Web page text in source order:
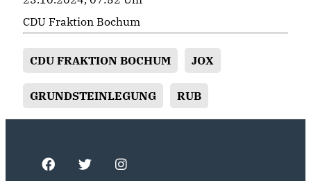
CDU Fraktion Bochum
CDU FRAKTION BOCHUM JOX
GRUNDSTEINLEGUNG RUB